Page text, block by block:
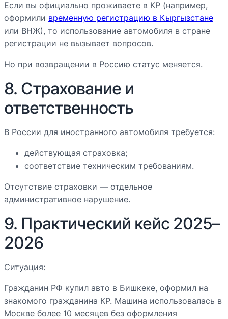
Если вы официально проживаете в КР (например,
оформили временную регистрацию в Кыргызстане
или ВНЖ), то использование автомобиля в стране
регистрации не вызывает вопросов.
Но при возвращении в Россию статус меняется.
8. Страхование и
ответственность
В России для иностранного автомобиля требуется:
действующая страховка;
соответствие техническим требованиям.
Отсутствие страховки — отдельное
административное нарушение.
9. Практический кейс 2025–
2026
Ситуация:
Гражданин РФ купил авто в Бишкеке, оформил на
знакомого гражданина КР. Машина использовалась в
Москве более 10 месяцев без оформления